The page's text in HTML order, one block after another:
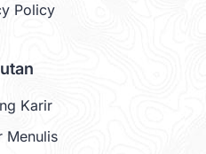
Policy
Karir
Menulis